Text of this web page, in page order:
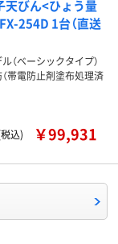
天びん<ひょう量
254D 1台（直送
ベーシックタイプ）
帯電防止剤塗布処理済
込)
￥99,931